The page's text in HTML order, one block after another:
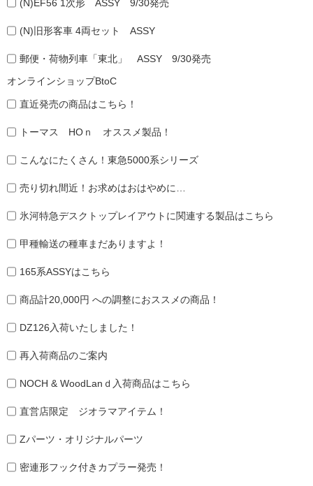
(N)EF56 1次形 ASSY 9/30発売
(N)旧形客車 4両セット ASSY
郵便・荷物列車「東北」 ASSY 9/30発売
オンラインショップBtoC
直近発売の商品はこちら！
トーマス HOｎ オススメ製品！
こんなにたくさん！東急5000系シリーズ
売り切れ間近！お求めはおはやめに…
氷河特急デスクトップレイアウトに関連する製品はこちら
甲種輸送の種車まだありますよ！
165系ASSYはこちら
商品計20,000円 への調整におススメの商品！
DZ126入荷いたしました！
再入荷商品のご案内
NOCH & WoodLanｄ入荷商品はこちら
直営店限定 ジオラマアイテム！
Zパーツ・オリジナルパーツ
密連形フック付きカプラー発売！